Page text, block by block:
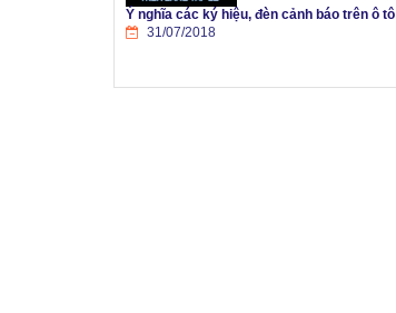
Ý nghĩa các ký hiệu, đèn cảnh báo trên ô tô
31/07/2018